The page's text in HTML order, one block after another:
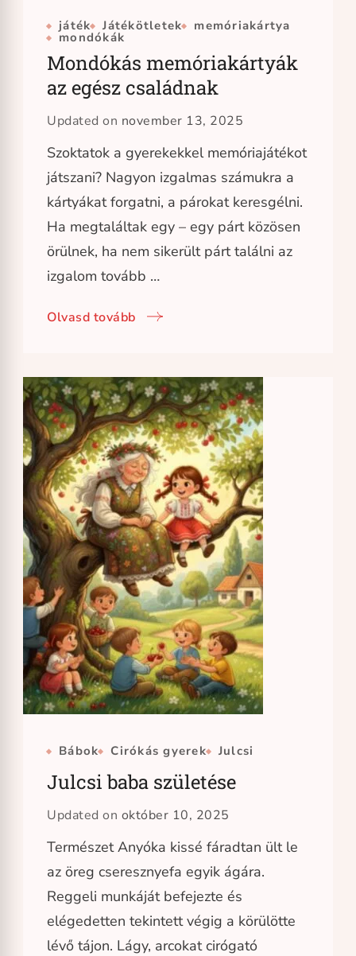
játék Játékötletek memóriakártya
mondókák
Mondókás memóriakártyák
az egész családnak
Updated on november 13, 2025
Szoktatok a gyerekekkel memóriajátékot
játszani? Nagyon izgalmas számukra a
kártyákat forgatni, a párokat keresgélni.
Ha megtaláltak egy – egy párt közösen
örülnek, ha nem sikerült párt találni az
izgalom tovább …
Olvasd tovább
Bábok Cirókás gyerek Julcsi
Julcsi baba születése
Updated on október 10, 2025
Természet Anyóka kissé fáradtan ült le
az öreg cseresznyefa egyik ágára.
Reggeli munkáját befejezte és
elégedetten tekintett végig a körülötte
lévő tájon. Lágy, arcokat cirógató